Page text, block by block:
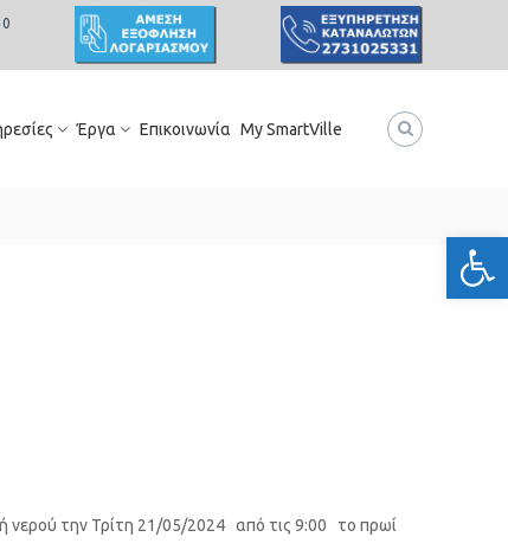
Έργα Επικοινωνία My SmartVille
νερού την Τρίτη 21/05/2024 από τις 9:00 το πρωί